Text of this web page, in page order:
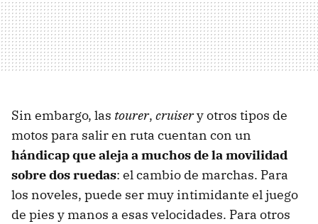
Sin embargo, las tourer, cruisery otros tipos de
motos para salir en ruta cuentan con un
hándicap que aleja a muchos de la movilidad
sobre dos ruedas: el cambio de marchas. Para
los noveles, puede ser muy intimidante el juego
de pies y manos a esas velocidades. Para otros